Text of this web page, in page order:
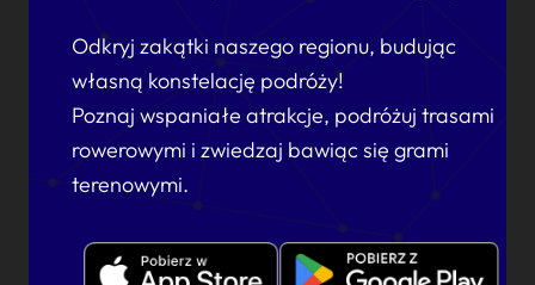
Odkryj zakątki naszego regionu, budując
własną konstelację podróży!
Poznaj wspaniałe atrakcje, podróżuj trasami
rowerowymi i zwiedzaj bawiąc się grami
terenowymi.